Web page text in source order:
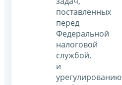
поставленных
перед
Федеральной
налоговой
службой,
и
урегулированию